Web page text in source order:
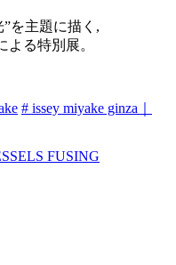
を主題に描く,
よる特別展。
# issey miyake ginza｜